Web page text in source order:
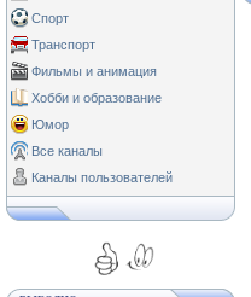
Спорт
Транспорт
Фильмы и анимация
Хобби и образование
Юмор
Все каналы
Каналы пользователей